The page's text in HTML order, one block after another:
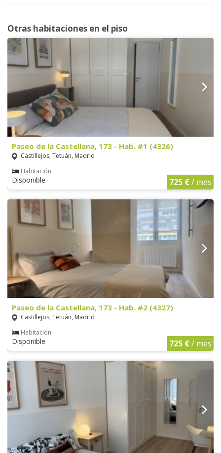
Otras habitaciones en el piso
Paseo de la Castellana, 173 - Hab. #1 (4326)
Castillejos, Tetuán, Madrid
Habitación
Disponible 725 €/ mes
Paseo de la Castellana, 173 - Hab. #2 (4327)
Castillejos, Tetuán, Madrid
Habitación
Disponible 725 €/ mes